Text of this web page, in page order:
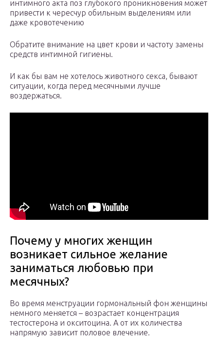
интимного акта поз глубокого проникновения может
привести к чересчур обильным выделениям или
даже кровотечению
Обратите внимание на цвет крови и частоту замены
средств интимной гигиены.
И как бы вам не хотелось животного секса, бывают
ситуации, когда перед месячными лучше
воздержаться.
Почему у многих женщин
возникает сильное желание
заниматься любовью при
месячных?
Во время менструации гормональный фон женщины
немного меняется – возрастает концентрация
тестостерона и окситоцина. А от их количества
напрямую зависит половое влечение.